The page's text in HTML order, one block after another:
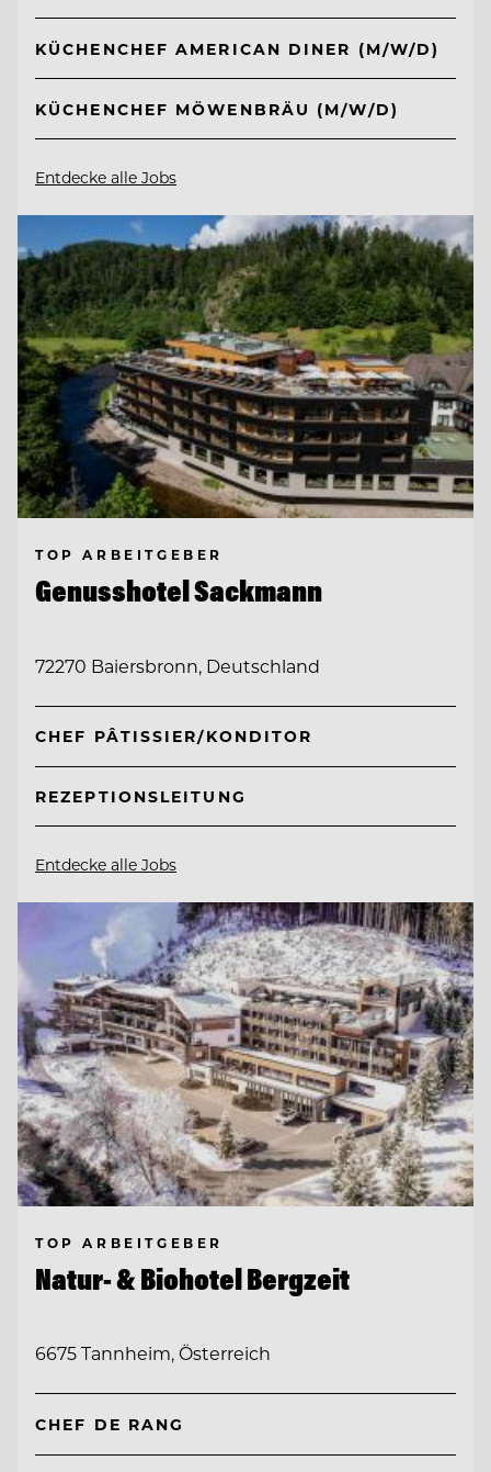
KÜCHENCHEF AMERICAN DINER (M/W/D)
KÜCHENCHEF MÖWENBRÄU (M/W/D)
Entdecke alle Jobs
TOP ARBEITGEBER
Genusshotel Sackmann
72270 Baiersbronn, Deutschland
CHEF PÂTISSIER/KONDITOR
REZEPTIONSLEITUNG
Entdecke alle Jobs
TOP ARBEITGEBER
Natur- & Biohotel Bergzeit
6675 Tannheim, Österreich
CHEF DE RANG